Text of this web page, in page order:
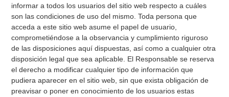
informar a todos los usuarios del sitio web respecto a cuáles
son las condiciones de uso del mismo. Toda persona que
acceda a este sitio web asume el papel de usuario,
comprometiéndose a la observancia y cumplimiento riguroso
de las disposiciones aquí dispuestas, así como a cualquier otra
disposición legal que sea aplicable. El Responsable se reserva
el derecho a modificar cualquier tipo de información que
pudiera aparecer en el sitio web, sin que exista obligación de
preavisar o poner en conocimiento de los usuarios estas